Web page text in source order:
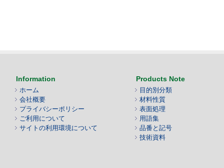
Information
ホーム
会社概要
プライバシーポリシー
ご利用について
サイトの利用環境について
Products Note
目的別分類
材料性質
表面処理
用語集
品番と記号
技術資料